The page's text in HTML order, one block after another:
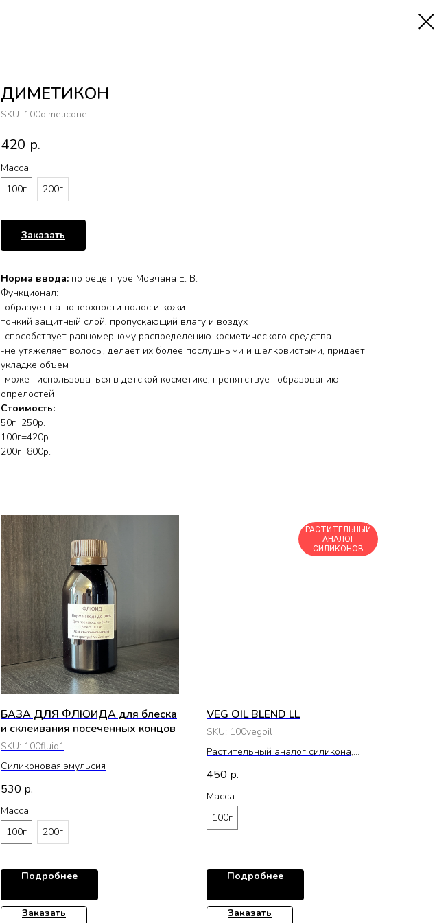
ДИМЕТИКОН
SKU: 100dimeticone
420 р.
Масса
100г
200г
Заказать
Норма ввода: по рецептуре Мовчана Е. В.
Функционал:
-образует на поверхности волос и кожи
тонкий защитный слой, пропускающий влагу и воздух
-способствует равномерному распределению косметического средства
-не утяжеляет волосы, делает их более послушными и шелковистыми, придает
укладке объем
-может использоваться в детской косметике, препятствует образованию
опрелостей
Стоимость:
50г=250р.
100г=420р.
200г=800р.
БАЗА ДЛЯ ФЛЮИДА для блеска
и склеивания посеченных концов
SKU: 100fluid1
Силиконовая эмульсия
530 р.
Масса
100г
200г
Подробнее
Заказать
РАСТИТЕЛЬНЫЙ
АНАЛОГ
СИЛИКОНОВ
VEG OIL BLEND LL
SKU: 100vegoil
Растительный аналог силикона,
450 р.
Масса
100г
Подробнее
Заказать